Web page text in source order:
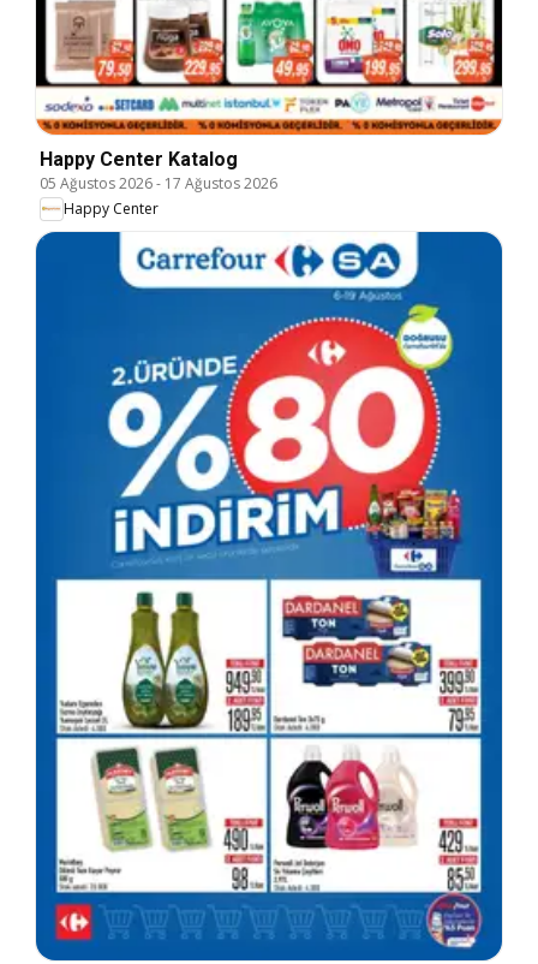
Happy Center Katalog
05 Ağustos 2026- 17 Ağustos 2026
Happy Center